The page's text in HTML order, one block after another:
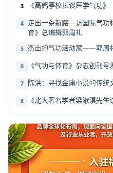
3 《高鹤亭校长谈医学气功》
4 走出一条新路—访国际气功
育》总编辑郭周礼
5 杰出的气功活动家——郭周
6 《气功与体育》杂志创刊号
7 陈洪：寻找金庸小说的传统
8 《北大著名学者梁漱溟先生